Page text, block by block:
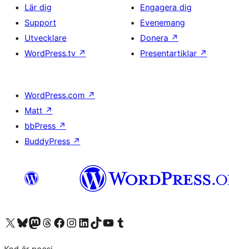
Lär dig
Support
Utvecklare
WordPress.tv ↗
Engagera dig
Evenemang
Donera ↗
Presentartiklar ↗
WordPress.com ↗
Matt ↗
bbPress ↗
BuddyPress ↗
Besök vår X-konto (f.d. Twitter)
Besök vårt Bluesky-konto
Besök vårt Mastodon-konto
Besök vårt Thread-konto
Besök vår Facebook-sidaBesök vårt Instagram-konto
Besök vårt LinkedIn-konto
Besök vårt TikTok-konto
Besök vår YouTube-kanalBesök vårt Tumblr-konto